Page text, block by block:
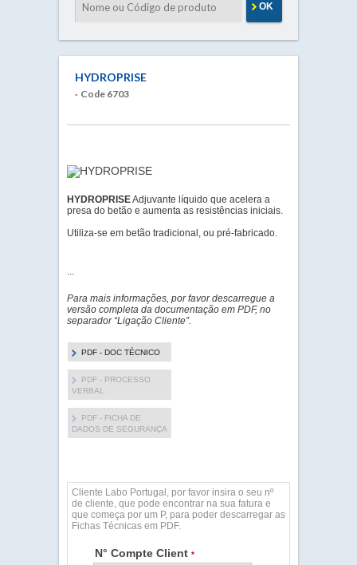
OK
HYDROPRISE
· Code 6703
PDF - DOC TÉCNICO
PDF - PROCESSO
VERBAL
PDF - FICHA DE
DADOS DE SEGURANÇA
Cliente Labo Portugal, por favor insira o seu nº
de cliente, que pode encontrar na sua fatura e
que começa por um P, para poder descarregar as
Fichas Técnicas em PDF.
N° Compte Client *
HYDROPRISEAdjuvante líquido que acelera a
presa do betão e aumenta as resistências iniciais.
Utiliza-se em betão tradicional, ou pré-fabricado.
...
Para mais informações, por favor descarregue a
versão completa da documentação em PDF, no
separador “Ligação Cliente”.